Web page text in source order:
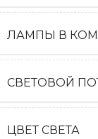
ЛАМПЫ В
СВЕТОВОЙ
ЦВЕТ СВЕТА